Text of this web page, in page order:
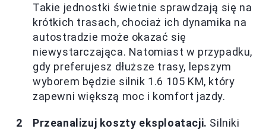
Takie jednostki świetnie sprawdzają się na
krótkich trasach, chociaż ich dynamika na
autostradzie może okazać się
niewystarczająca. Natomiast w przypadku,
gdy preferujesz dłuższe trasy, lepszym
wyborem będzie silnik 1.6 105 KM, który
zapewni większą moc i komfort jazdy.
Przeanalizuj koszty eksploatacji. Silniki